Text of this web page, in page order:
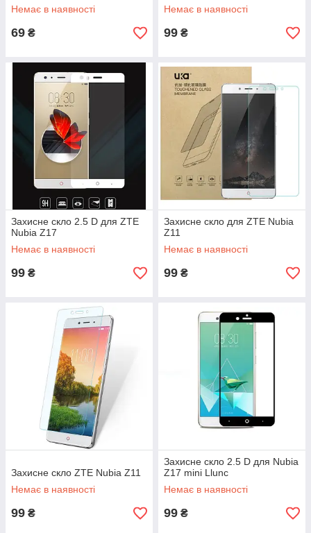
Немає в наявності
69 ₴
Немає в наявності
99 ₴
Захисне скло 2.5 D для ZTE
Nubia Z17
Немає в наявності
99 ₴
Захисне скло для ZTE Nubia
Z11
Немає в наявності
99 ₴
Захисне скло ZTE Nubia Z11
Немає в наявності
99 ₴
Захисне скло 2.5 D для Nubia
Z17 mini Llunc
Немає в наявності
99 ₴